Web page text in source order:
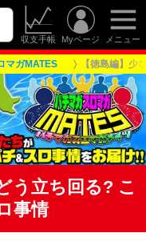
収支手帳 Myページ メニュー
マガMATES 【徳島編】少
う立ち回る? こ
事情